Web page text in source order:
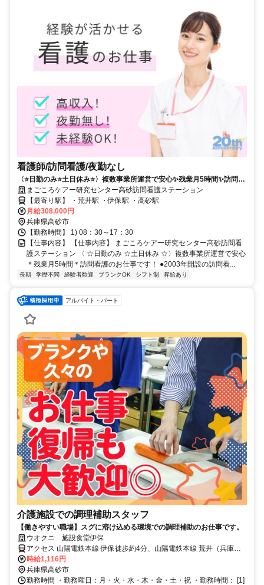
看護師/訪問看護/夜勤なし
〈⭐日勤のみ⭐土日休み⭐〉複数事業所運営で安心✨残業月5時間✨訪問看
護のお仕事です❗️
まごころケアー研究センター高砂訪問看護ステーション
【最寄り駅】 ・荒井駅 ・伊保駅 ・高砂駅
月給308,000円
兵庫県高砂市
【勤務時間】 1) 08：30～17：30
【仕事内容】 【仕事内容】 まごころケアー研究センター高砂訪問看
護ステーション 〈 ☆日勤のみ ☆土日休み ☆〉複数事業所運営で安心
＊残業月5時間＊訪問看護のお仕事です！ ●2003年開設の訪問看...
長期 学歴不問 経験者歓迎 ブランクOK シフト制 昇給あり
アルバイト・パート
介護施設での調理補助スタッフ
【働きやすい職場】スグに溶け込める環境での調理補助のお仕事です。
ウオクニ 施設食堂伊保
アクセス 山陽電鉄本線 伊保徒歩約4分、山陽電鉄本線 荒井（兵庫
県）徒歩約17分、山陽電鉄本線 山陽曽根徒歩約21分
時給1,116円
兵庫県高砂市
勤務時間 ・勤務曜日：月・火・水・木・金・土・祝 ・勤務時間： [1]